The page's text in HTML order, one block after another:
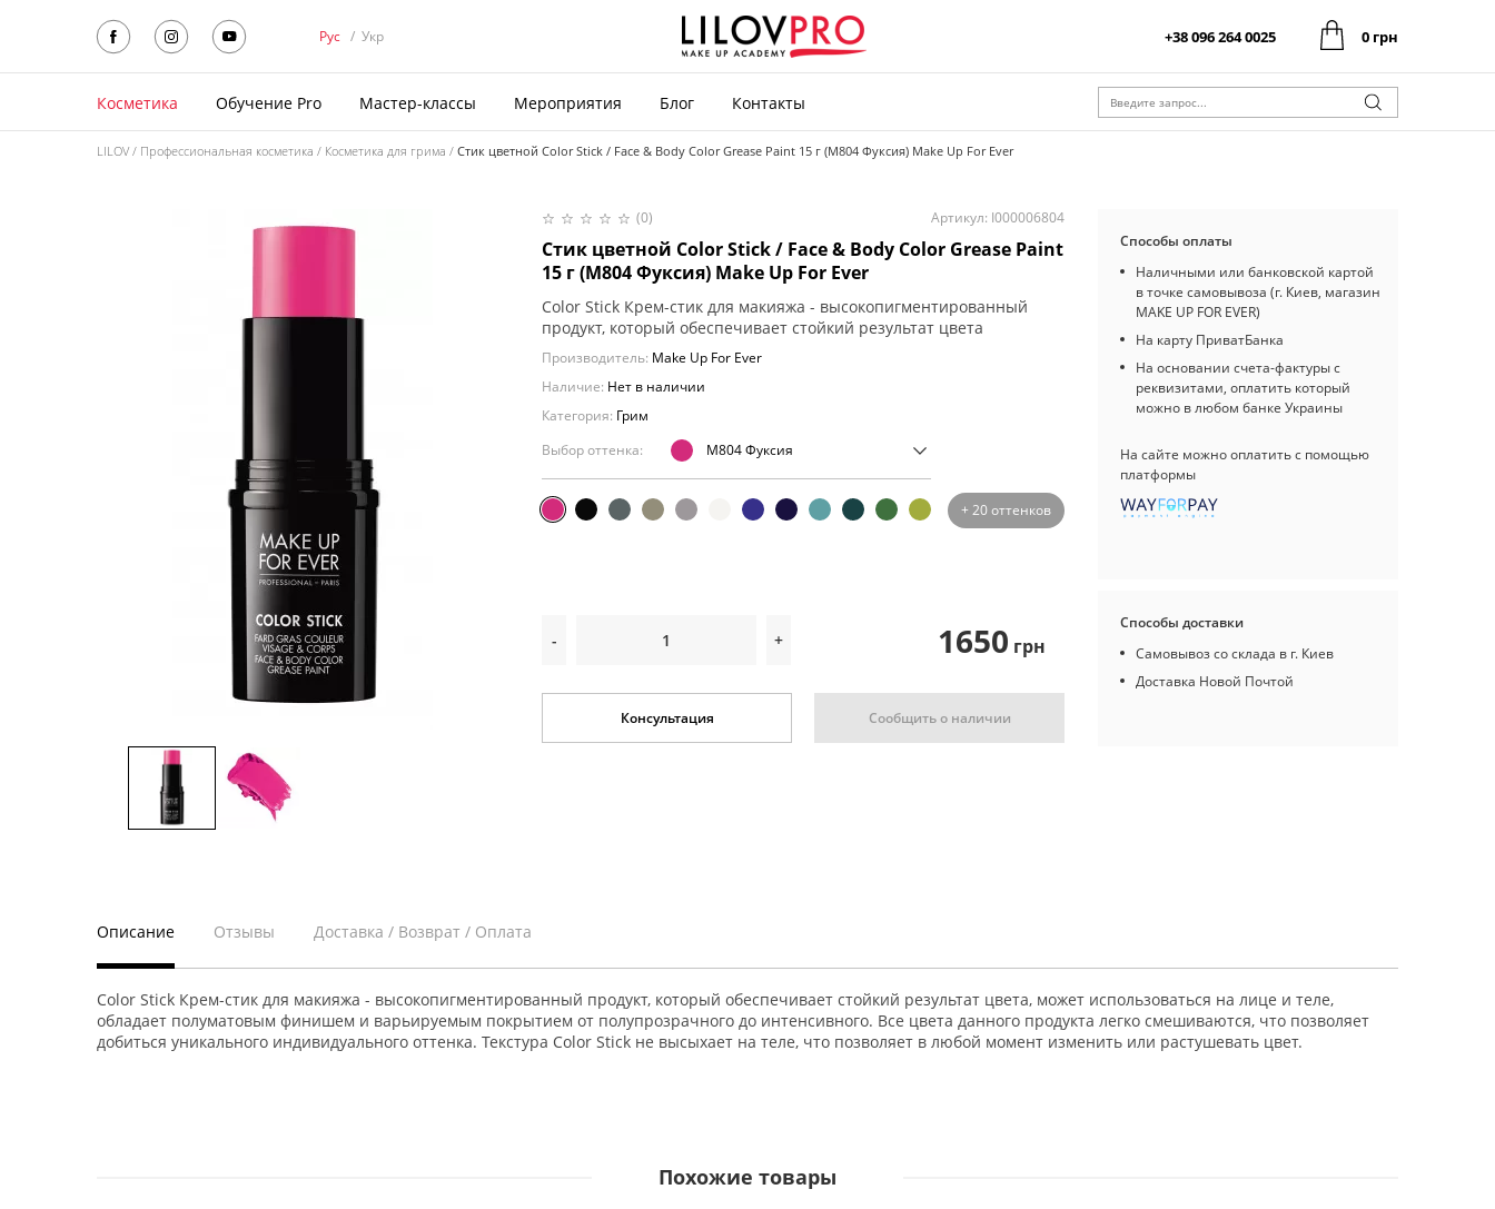
Рус / Укр +38 096 264 0025 0 грн
Косметика Обучение Pro Мастер-классы Мероприятия Блог Контакты
LILOV Профессиональная косметика Косметика для грима Стик цветной Color Stick / Face & Body Color Grease Paint 15 г (M804 Фуксия) Make Up For Ever
(0) Артикул: I000006804
Стик цветной Color Stick / Face & Body Color Grease Paint
15 г (M804 Фуксия) Make Up For Ever
Color Stick Крем-стик для макияжа - высокопигментированный
продукт, который обеспечивает стойкий результат цвета
Производитель: Make Up For Ever
Наличие: Нет в наличии
Категория: Грим
- + 1650 грн
Консультация Сообщить о наличии
Выбор оттенка: M804 Фуксия
+ 20 оттенков
Способы оплаты
Наличными или банковской картой
в точке самовывоза (г. Киев, магазин
MAKE UP FOR EVER)
На карту ПриватБанка
На основании счета-фактуры с
реквизитами, оплатить который
можно в любом банке Украины
На сайте можно оплатить с помощью
платформы
Способы доставки
Самовывоз со склада в г. Киев
Доставка Новой Почтой
Описание Отзывы Доставка / Возврат / Оплата
Color Stick Крем-стик для макияжа - высокопигментированный продукт, который обеспечивает стойкий результат цвета, может использоваться на лице и теле,
обладает полуматовым финишем и варьируемым покрытием от полупрозрачного до интенсивного. Все цвета данного продукта легко смешиваются, что позволяет
добиться уникального индивидуального оттенка. Текстура Color Stick не высыхает на теле, что позволяет в любой момент изменить или растушевать цвет.
Похожие товары